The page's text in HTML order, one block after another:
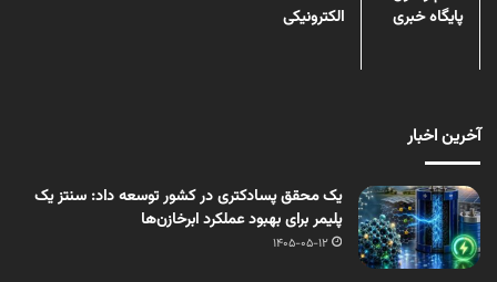
پایگاه خبری
الکترونیکی
آخرین اخبار
یک محقق پسادکتری در کشور توسعه داد: سنتز یک
پلیمر برای بهبود عملکرد ابرخازن‌ها
1405-05-12